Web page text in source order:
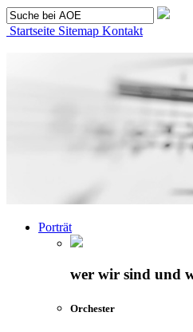
Startseite Sitemap Kontakt
Porträt
wer wir sind und
Orchester